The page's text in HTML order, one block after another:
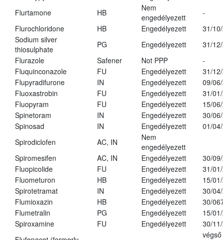
Flurtamone
HB
Nem
engedélyezett
-
Flurochloridone
HB Engedélyezett
31/
Sodium silver
thiosulphate
PG Engedélyezett
31/
Flurazole
Safener Not PPP
-
Fluquinconazole
FU Engedélyezett
31/
Flupyradifurone
IN Engedélyezett
09/
Fluoxastrobin
FU Engedélyezett
31/
Fluopyram
FU Engedélyezett
15/
Spinetoram
IN Engedélyezett
30/
Spinosad
IN Engedélyezett
01/
Spirodiclofen
AC, IN
Nem
engedélyezett
Spiromesifen
AC, IN Engedélyezett
30/
Fluopicolide
FU Engedélyezett
31/
Fluometuron
HB Engedélyezett
15/
Spirotetramat
IN Engedélyezett
30/
Flumioxazin
HB Engedélyezett
30/
Flumetralin
PG Engedélyezett
15/
Spiroxamine
FU Engedélyezett
30/
végső